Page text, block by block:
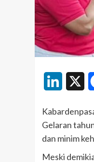
LinkedIn
Gelaran
dan minim
Meski